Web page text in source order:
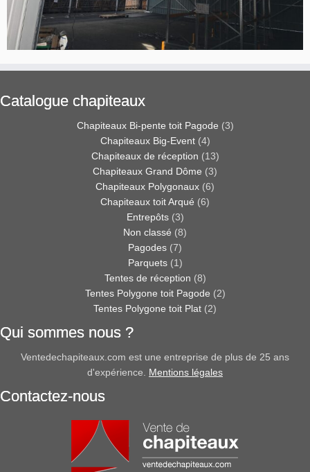
Catalogue chapiteaux
Chapiteaux Bi-pente toit Pagode (3)
Chapiteaux Big-Event (4)
Chapiteaux de réception (13)
Chapiteaux Grand Dôme (3)
Chapiteaux Polygonaux (6)
Chapiteaux toit Arqué (6)
Entrepôts (3)
Non classé (8)
Pagodes (7)
Parquets (1)
Tentes de réception (8)
Tentes Polygone toit Pagode (2)
Tentes Polygone toit Plat (2)
Qui sommes nous ?
Ventedechapiteaux.com est une entreprise de plus de 25 ans
d'expérience. Mentions légales
Contactez-nous